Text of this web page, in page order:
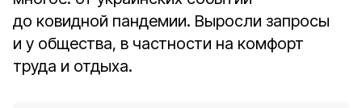
до ковидной пандемии. Выросли запросы
и у общества, в частности на комфорт
труда и отдыха.